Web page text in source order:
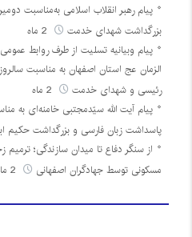
پیام رهبر انقلاب اسلامی به‌مناسبت
بزرگداشت شهدای خدمت
پیام وبیانیه تسلیت از طرف روابط
الزمان عج استان اصفهان به مناسبت
رئیسی و شهدای خدمت
پاسداشت زبان فارسی و بزرگداشت حکیم
مسکونی توسط جهادگران اصفهانی